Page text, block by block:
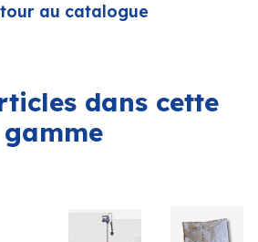
au catalogue
dans cette
gamme